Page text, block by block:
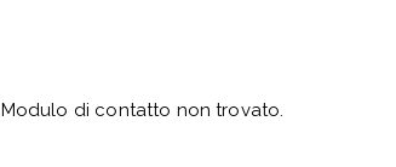
Modulo di contatto non trovato.